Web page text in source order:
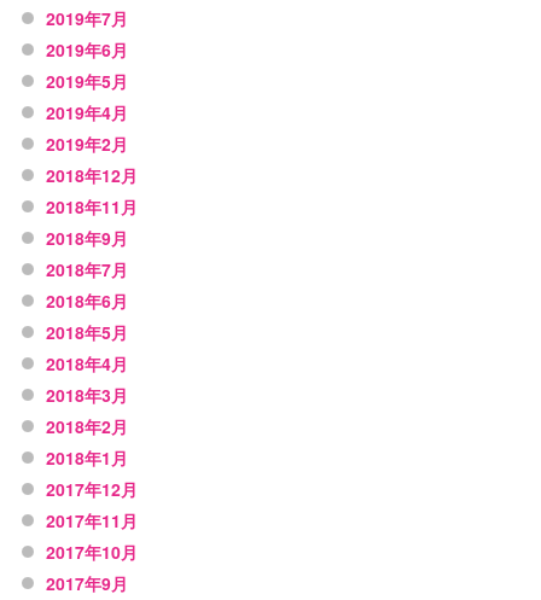
2019年7月
2019年6月
2019年5月
2019年4月
2019年2月
2018年12月
2018年11月
2018年9月
2018年7月
2018年6月
2018年5月
2018年4月
2018年3月
2018年2月
2018年1月
2017年12月
2017年11月
2017年10月
2017年9月